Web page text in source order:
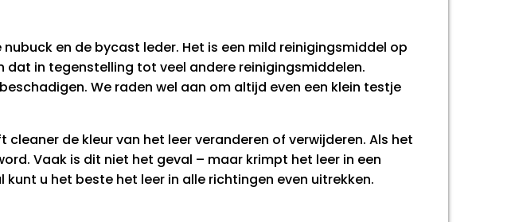
en de bycast leder. Het is een mild reinigingsmiddel op
in tegenstelling tot veel andere reinigingsmiddelen.
We raden wel aan om altijd even een klein testje
de kleur van het leer veranderen of verwijderen. Als het
Vaak is dit niet het geval – maar krimpt het leer in een
u het beste het leer in alle richtingen even uitrekken.